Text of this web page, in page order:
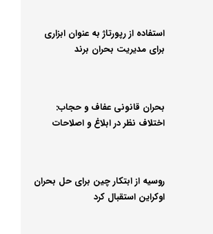
استفاده از رپورتاژ به‌ عنوان ابزاری
برای مدیریت بحران برند
بحران قانونی عفاف و حجاب:
اختلاف نظر در ابلاغ و اصلاحات
روسیه از ابتکار چین برای حل بحران
اوکراین استقبال کرد